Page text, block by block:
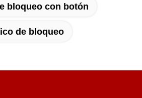
bloqueo con botón
de bloqueo